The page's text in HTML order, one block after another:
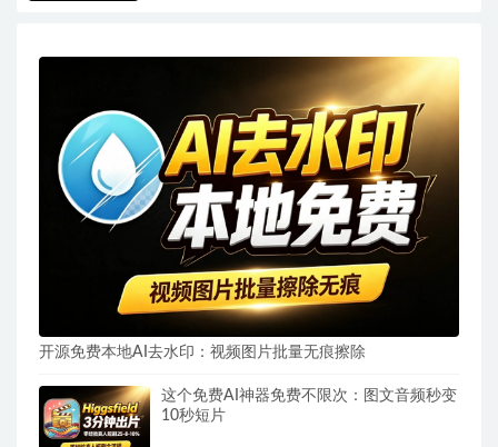
开源免费本地AI去水印：视频图片批量无痕擦除
这个免费AI神器免费不限次：图文音频秒变
10秒短片